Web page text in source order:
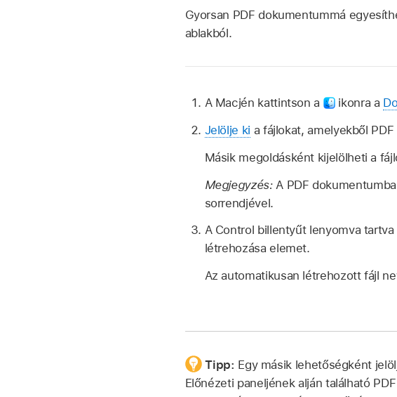
Gyorsan PDF dokumentummá
ablakból.
A Macjén kattintson a ikonra a
Jelölje ki a fájlokat, amelyekből
Másik megoldásként kijelölheti a
Megjegyzés: A PDF
sorrendjével.
A Control billentyűt lenyomva
létrehozása elemet.
Az automatikusan létrehozott fájl
Tipp: Egy másik lehetőségként
Előnézeti paneljének alján található